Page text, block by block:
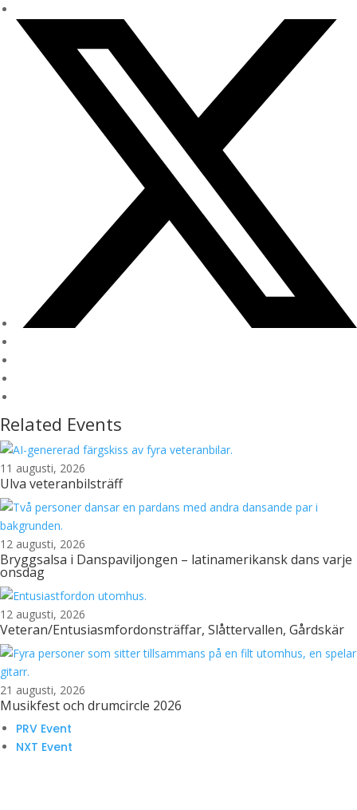
Related Events
11 augusti, 2026
Ulva veteranbilsträff
12 augusti, 2026
Bryggsalsa i Danspaviljongen – latinamerikansk dans varje
onsdag
12 augusti, 2026
Veteran/Entusiasmfordonsträffar, Slåttervallen, Gårdskär
21 augusti, 2026
Musikfest och drumcircle 2026
PRV Event
NXT Event